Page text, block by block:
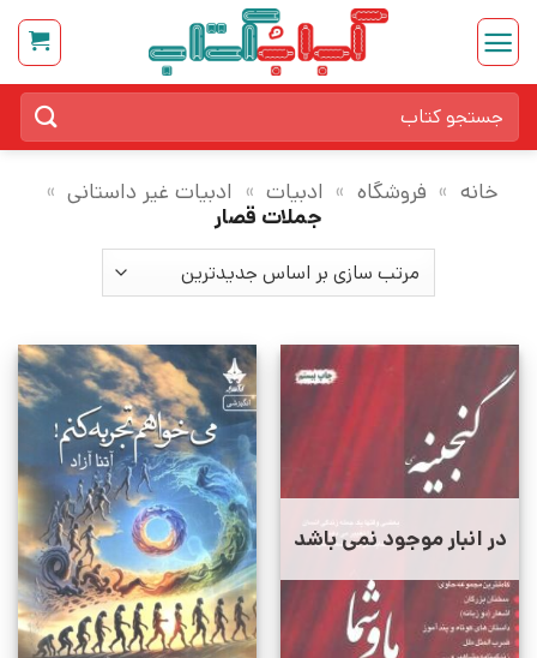
Skip
content
برای:
خانه » فروشگاه » ادبیات » ادبیات غیر داستانی »
جملات قصار
در انبار موجود نمی باشد